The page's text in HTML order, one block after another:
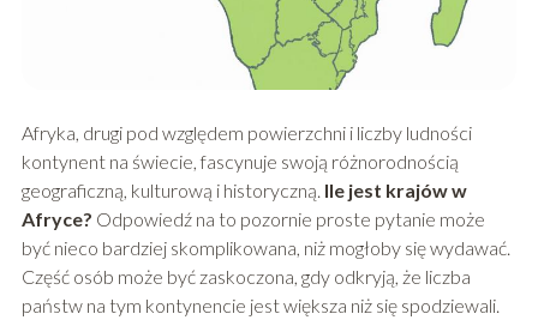
Afryka, drugi pod względem powierzchni i liczby ludności
kontynent na świecie, fascynuje swoją różnorodnością
geograficzną, kulturową i historyczną. Ile jest krajów w
Afryce? Odpowiedź na to pozornie proste pytanie może
być nieco bardziej skomplikowana, niż mogłoby się wydawać.
Część osób może być zaskoczona, gdy odkryją, że liczba
państw na tym kontynencie jest większa niż się spodziewali.